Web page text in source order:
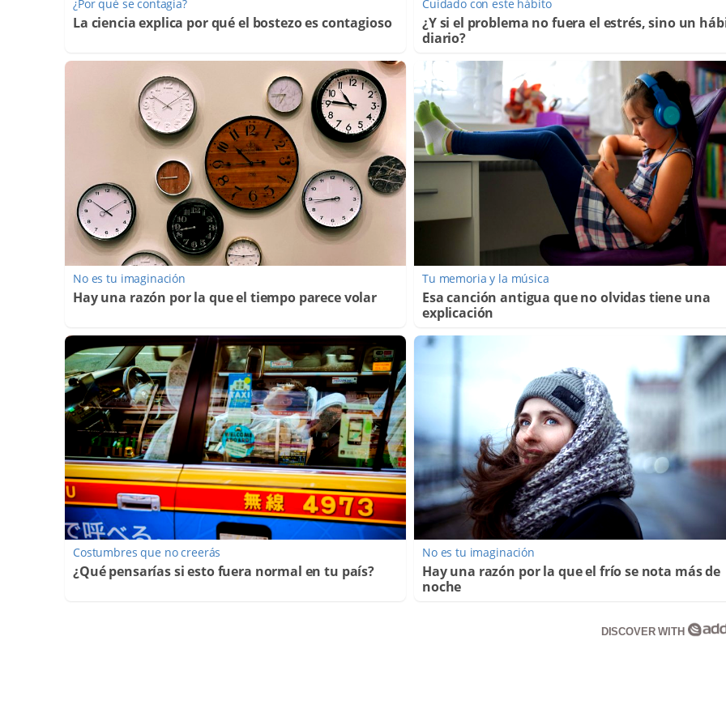
¿Por qué se contagia?
La ciencia explica por qué el bostezo es contagioso
Cuidado con este hábito
¿Y si el problema no fuera el estrés, sino un
diario?
No es tu imaginación
Hay una razón por la que el tiempo parece volar
Tu memoria y la música
Esa canción antigua que no olvidas tiene una
explicación
Costumbres que no creerás
¿Qué pensarías si esto fuera normal en tu país?
No es tu imaginación
Hay una razón por la que el frío se nota más de
noche
DISCOVER WITH